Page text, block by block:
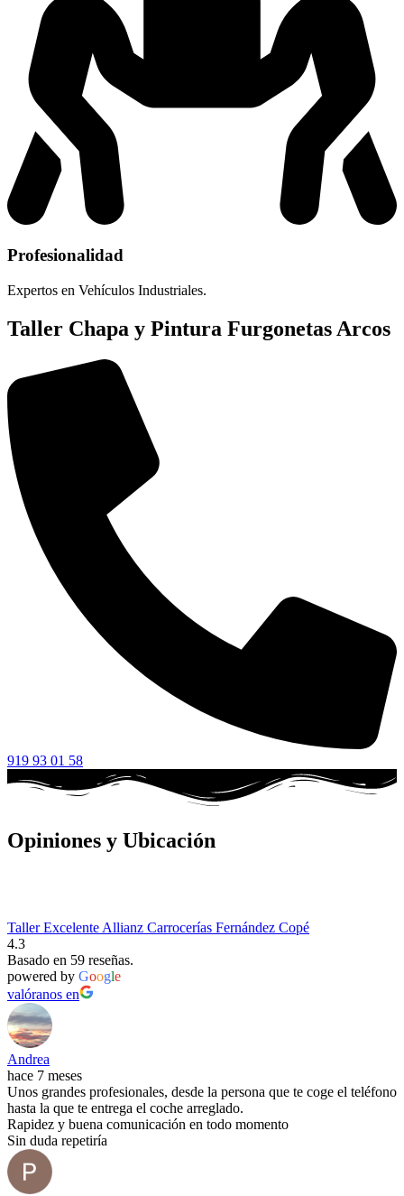
Profesionalidad
Expertos en Vehículos Industriales.
Taller Chapa y Pintura Furgonetas Arcos
919 93 01 58
Opiniones y Ubicación
Taller Excelente Allianz Carrocerías Fernández Copé
4.3
Basado en 59 reseñas.
powered by Google
valóranos en
Andrea
hace 7 meses
Unos grandes profesionales, desde la persona que te coge el teléfono
hasta la que te entrega el coche arreglado.
Rapidez y buena comunicación en todo momento
Sin duda repetiría